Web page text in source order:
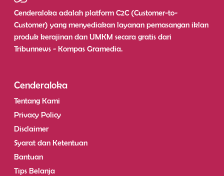
Cenderaloka adalah platform C2C (Customer-to-
Customer) yang menyediakan layanan pemasangan iklan
produk kerajinan dan UMKM secara gratis dari
Tribunnews - Kompas Gramedia.
Cenderaloka
Tentang Kami
Privacy Policy
Disclaimer
Syarat dan Ketentuan
Bantuan
Tips Belanja